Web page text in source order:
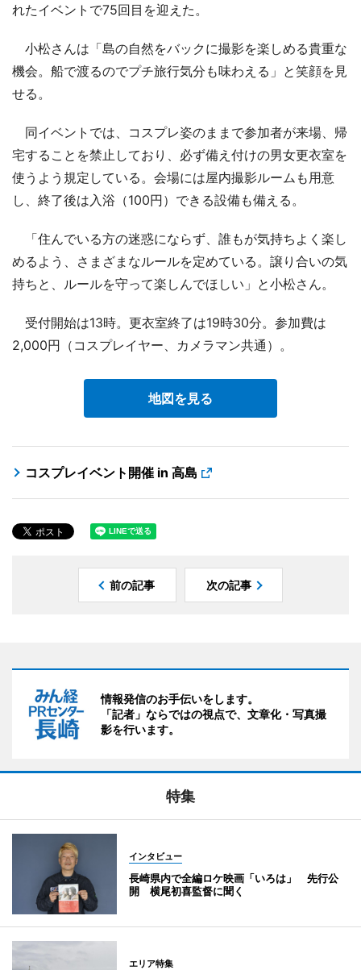
れたイベントで75回目を迎えた。
小松さんは「島の自然をバックに撮影を楽しめる貴重な
機会。船で渡るのでプチ旅行気分も味わえる」と笑顔を見
せる。
同イベントでは、コスプレ姿のままで参加者が来場、帰
宅することを禁止しており、必ず備え付けの男女更衣室を
使うよう規定している。会場には屋内撮影ルームも用意
し、終了後は入浴（100円）できる設備も備える。
「住んでいる方の迷惑にならず、誰もが気持ちよく楽し
めるよう、さまざまなルールを定めている。譲り合いの気
持ちと、ルールを守って楽しんでほしい」と小松さん。
受付開始は13時。更衣室終了は19時30分。参加費は
2,000円（コスプレイヤー、カメラマン共通）。
地図を見る
コスプレイベント開催 in 高島
前の記事 次の記事
情報発信のお手伝いをします。
「記者」ならではの視点で、文章化・写真撮
影を行います。
特集
インタビュー
長崎県内で全編ロケ映画「いろは」 先行公
開 横尾初喜監督に聞く
エリア特集